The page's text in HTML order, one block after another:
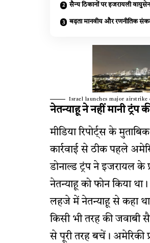
सैन्य ठिकानों पर इजरायली
बढ़ता मानवीय और रणनीतिक
Israel launches major airstrike
नेतन्याहू ने नहीं मानी ट्रंप
मीडिया रिपोर्ट्स के
कार्रवाई से ठीक पहले
डोनाल्ड ट्रंप ने इजरायल के
नेतन्याहू को फोन किया
लहजे में नेतन्याहू से कहा था
किसी भी तरह की जवाबी
से पूरी तरह बचें। अमेरिकी